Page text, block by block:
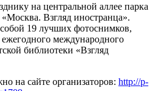
на центральной аллее парка
Взгляд иностранца».
19 лучших фотоснимков,
международного
библиотеки «Взгляд
на сайте организаторов: http://p-